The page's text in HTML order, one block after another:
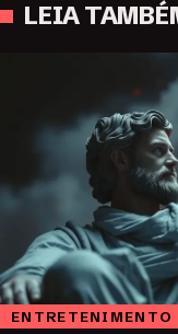
LEIA
ENTRETENIMENTO